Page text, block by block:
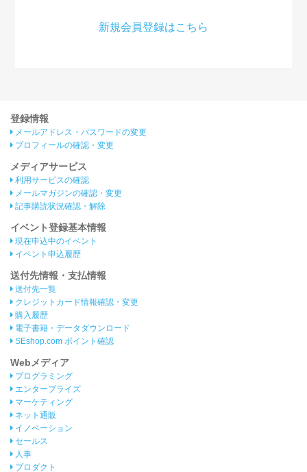
新規会員登録はこちら
登録情報
メールアドレス・パスワードの変更
プロフィールの確認・変更
メディアサービス
利用サービスの確認
メールマガジンの確認・変更
記事購読状況確認・解除
イベント登録基本情報
現在申込中のイベント
イベント申込履歴
送付先情報・支払情報
送付先一覧
クレジットカード情報確認・変更
購入履歴
電子書籍・データダウンロード
SEshop.com ポイント確認
Webメディア
プログラミング
エンタープライズ
マーケティング
ネット通販
イノベーション
セールス
人事
プロダクト